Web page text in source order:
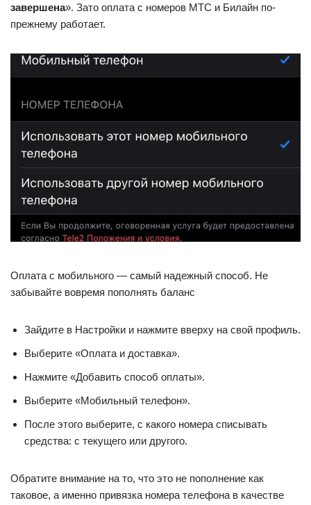
завершена». Зато оплата с номеров МТС и Билайн по-
прежнему работает.
Оплата с мобильного — самый надежный способ. Не
забывайте вовремя пополнять баланс
Зайдите в Настройки и нажмите вверху на свой профиль.
Выберите «Оплата и доставка».
Нажмите «Добавить способ оплаты».
Выберите «Мобильный телефон».
После этого выберите, с какого номера списывать
средства: с текущего или другого.
Обратите внимание на то, что это не пополнение как
таковое, а именно привязка номера телефона в качестве